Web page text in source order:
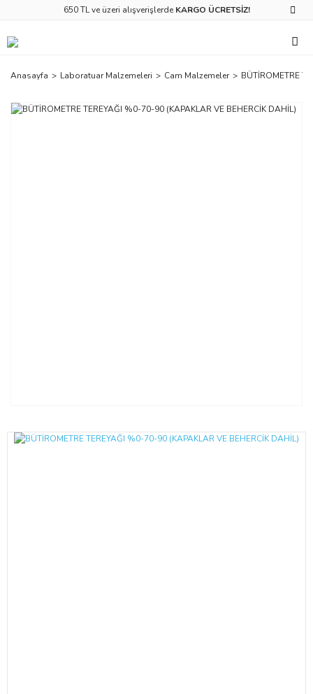
650 TL ve üzeri alışverişlerde KARGO ÜCRETSİZ!
Anasayfa Laboratuar Malzemeleri Cam Malzemeler BÜTİROMETRE